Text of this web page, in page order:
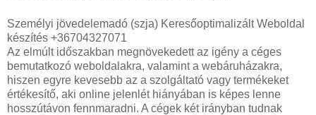
Személyi jövedelemadó (szja) Keresőoptimalizált Weboldal
készítés +36704327071
Az elmúlt időszakban megnövekedett az igény a céges
bemutatkozó weboldalakra, valamint a webáruházakra,
hiszen egyre kevesebb az a szolgáltató vagy termékeket
értékesítő, aki online jelenlét hiányában is képes lenne
hosszútávon fennmaradni. A cégek két irányban tudnak